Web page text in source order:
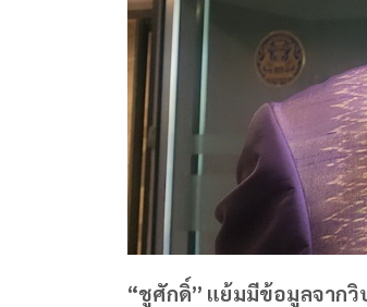
“ชูศักดิ์​” แย้ม​มีข้อมูล​จากวิ